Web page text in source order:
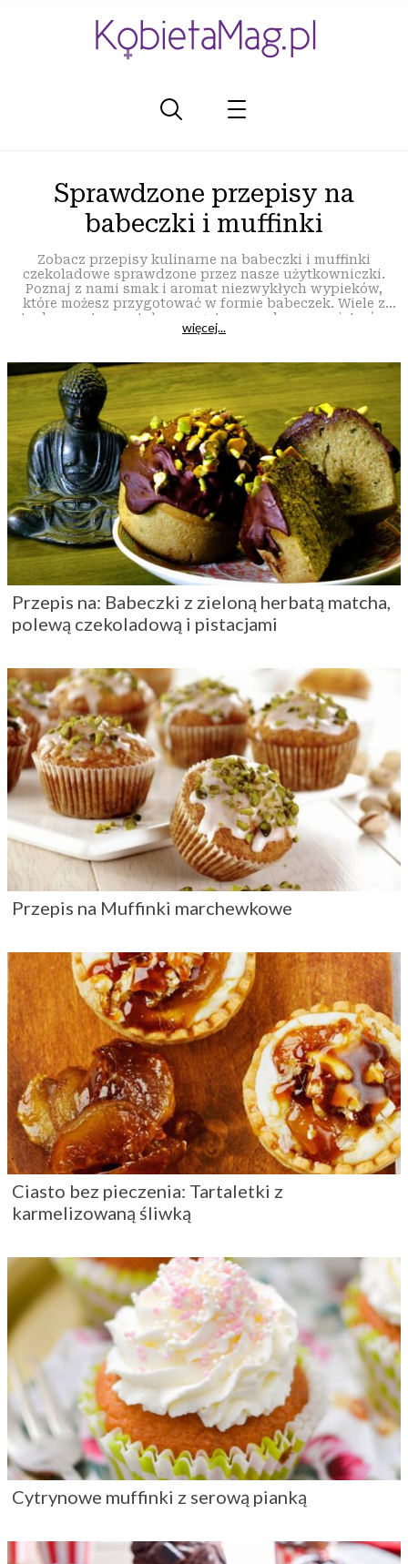
Sprawdzone przepisy na
babeczki i muffinki
Zobacz przepisy kulinarne na babeczki i muffinki
czekoladowe sprawdzone przez nasze użytkowniczki.
Poznaj z nami smak i aromat niezwykłych wypieków,
które możesz przygotować w formie babeczek. Wiele z
tych receptur zostało przygotowanych przez mistrzów
kuchni. Czy wiesz, że babeczki nie muszą być słodkie, ale
przygotować perfekcyjne wypieki. Nasze przepisy to
doskonała propozycja tak dla początkujących kucharzy,
jak i dla tych bardziej zaawansowanych. Wśród naszych
przepisów na pewno znajdziesz idealną propozycję dla
siebie. KobietaMag.pl – Twoje najlepsze przepisy
kulinarne.
więcej...
Przepis na: Babeczki z zieloną herbatą matcha,
polewą czekoladową i pistacjami
Przepis na Muffinki marchewkowe
Ciasto bez pieczenia: Tartaletki z
karmelizowaną śliwką
Cytrynowe muffinki z serową pianką